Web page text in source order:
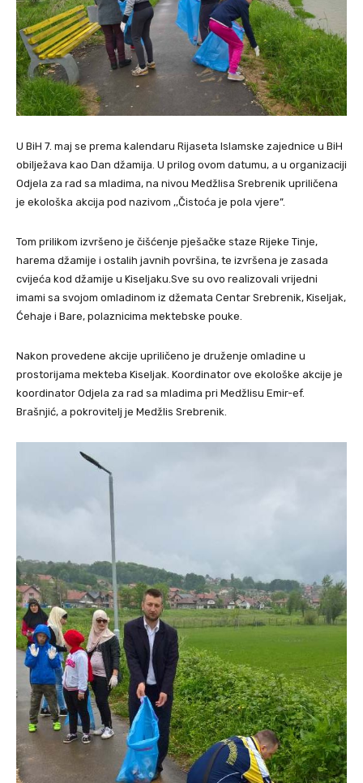
U BiH 7. maj se prema kalendaru Rijaseta Islamske zajednice u BiH
obilježava kao Dan džamija. U prilog ovom datumu, a u organizaciji
Odjela za rad sa mladima, na nivou Medžlisa Srebrenik upriličena
je ekološka akcija pod nazivom ,,Čistoća je pola vjere”.
Tom prilikom izvršeno je čišćenje pješačke staze Rijeke Tinje,
harema džamije i ostalih javnih površina, te izvršena je zasada
cvijeća kod džamije u Kiseljaku.Sve su ovo realizovali vrijedni
imami sa svojom omladinom iz džemata Centar Srebrenik, Kiseljak,
Ćehaje i Bare, polaznicima mektebske pouke.
Nakon provedene akcije upriličeno je druženje omladine u
prostorijama mekteba Kiseljak. Koordinator ove ekološke akcije je
koordinator Odjela za rad sa mladima pri Medžlisu Emir-ef.
Brašnjić, a pokrovitelj je Medžlis Srebrenik.